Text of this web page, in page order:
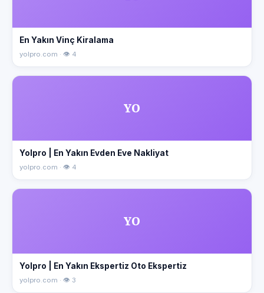
En Yakın Vinç Kiralama
yolpro.com · 👁 4
YO
Yolpro | En Yakın Evden Eve Nakliyat
yolpro.com · 👁 4
YO
Yolpro | En Yakın Ekspertiz Oto Ekspertiz
yolpro.com · 👁 3